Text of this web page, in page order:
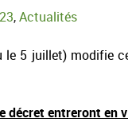
,Actualités
5 juillet) modifie
décret entreront en